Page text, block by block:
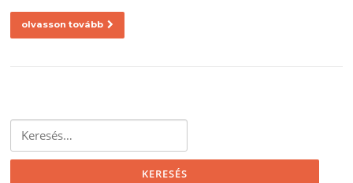
olvasson tovább
Keresés: